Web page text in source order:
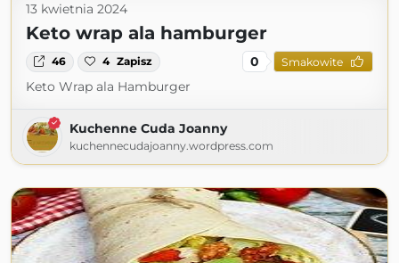
13 kwietnia 2024
Keto wrap ala hamburger
46 4 Zapisz 0 Smakowite
Keto Wrap ala Hamburger
Kuchenne Cuda Joanny
kuchennecudajoanny.wordpress.com